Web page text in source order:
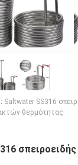
Saltwater SS316
θερμότητας